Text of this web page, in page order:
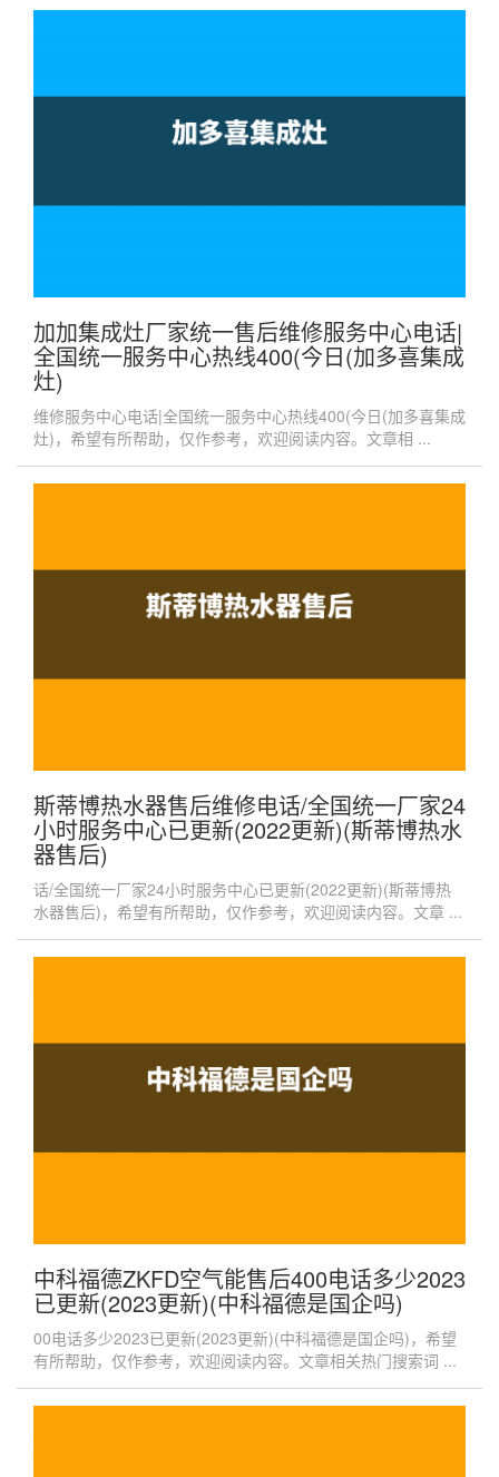
加加集成灶厂家统一售后维修服务中心电话|
全国统一服务中心热线400(今日(加多喜集成
灶)
维修服务中心电话|全国统一服务中心热线400(今日(加多喜集成
灶)，希望有所帮助，仅作参考，欢迎阅读内容。文章相 ...
斯蒂博热水器售后维修电话/全国统一厂家24
小时服务中心已更新(2022更新)(斯蒂博热水
器售后)
话/全国统一厂家24小时服务中心已更新(2022更新)(斯蒂博热
水器售后)，希望有所帮助，仅作参考，欢迎阅读内容。文章 ...
中科福德ZKFD空气能售后400电话多少2023
已更新(2023更新)(中科福德是国企吗)
00电话多少2023已更新(2023更新)(中科福德是国企吗)，希望
有所帮助，仅作参考，欢迎阅读内容。文章相关热门搜索词 ...